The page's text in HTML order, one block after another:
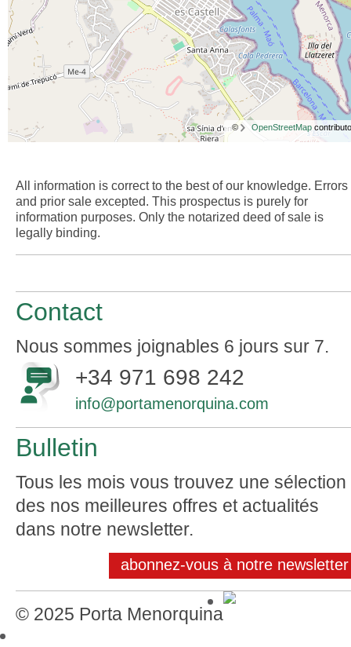
© OpenStreetMap
All information is correct to the best of our knowledge. Errors
and prior sale excepted. This prospectus is purely for
information purposes. Only the notarized deed of sale is
legally binding.
Contact
Nous sommes joignables 6 jours sur 7.
+34 971 698 242
info@portamenorquina.com
Bulletin
Tous les mois vous trouvez une sélection
des nos meilleures offres et actualités
dans notre newsletter.
abonnez-vous à notre newsletter
© 2025 Porta Menorquina